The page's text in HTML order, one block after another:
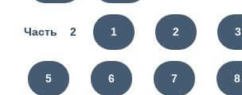
Часть 2 1 2 3
5 6 7 8